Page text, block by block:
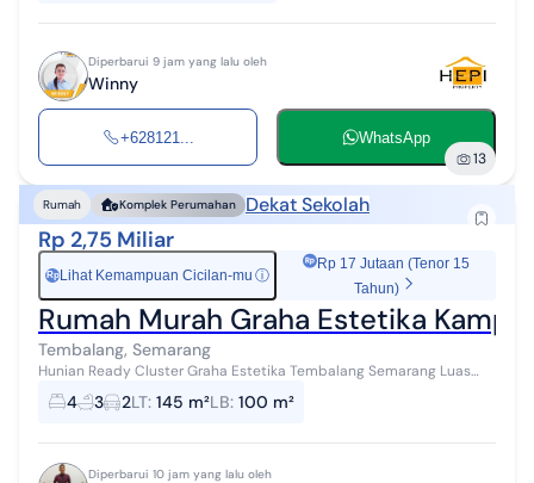
Diperbarui 9 jam yang lalu oleh
Winny
+628121... WhatsApp
13
Rumah Komplek Perumahan Dekat Sekolah
Rp 2,75 Miliar
Rp Lihat Kemampuan Cicilan-mu ⓘ
Rp 17 Jutaan (Tenor 15
Tahun)
Rumah Murah Graha Estetika
Tembalang, Semarang
Hunian Ready Cluster Graha Estetika Tembalang Semarang Luas
Tanah 145 m² Luas Bangunan 100 m² Kamar Tidur 4 Kamar Mandi 3
Air PDAM & Artetis Lis...
4 3 2LT: 145 m²LB: 100 m²
Diperbarui 10 jam yang lalu oleh